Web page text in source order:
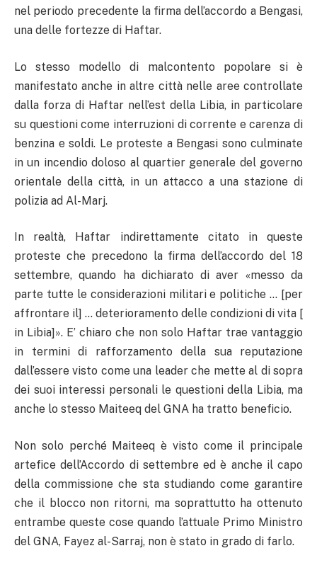
nel periodo precedente la firma dell’accordo a Bengasi,
una delle fortezze di Haftar.
Lo stesso modello di malcontento popolare si è
manifestato anche in altre città nelle aree controllate
dalla forza di Haftar nell’est della Libia, in particolare
su questioni come interruzioni di corrente e carenza di
benzina e soldi. Le proteste a Bengasi sono culminate
in un incendio doloso al quartier generale del governo
orientale della città, in un attacco a una stazione di
polizia ad Al-Marj.
In realtà, Haftar indirettamente citato in queste
proteste che precedono la firma dell’accordo del 18
settembre, quando ha dichiarato di aver «messo da
parte tutte le considerazioni militari e politiche … [per
affrontare il] … deterioramento delle condizioni di vita [
in Libia]». E’ chiaro che non solo Haftar trae vantaggio
in termini di rafforzamento della sua reputazione
dall’essere visto come una leader che mette al di sopra
dei suoi interessi personali le questioni della Libia, ma
anche lo stesso Maiteeq del GNA ha tratto beneficio.
Non solo perché Maiteeq è visto come il principale
artefice dell’Accordo di settembre ed è anche il capo
della commissione che sta studiando come garantire
che il blocco non ritorni, ma soprattutto ha ottenuto
entrambe queste cose quando l’attuale Primo Ministro
del GNA, Fayez al-Sarraj, non è stato in grado di farlo.